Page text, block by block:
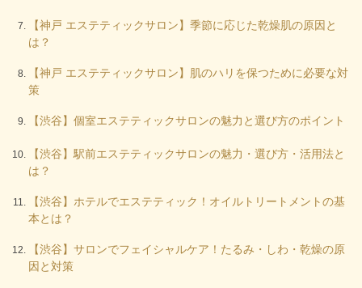
【神戸 エステティックサロン】季節に応じた乾燥肌の原因と
は？
【神戸 エステティックサロン】肌のハリを保つために必要な対
策
【渋谷】個室エステティックサロンの魅力と選び方のポイント
【渋谷】駅前エステティックサロンの魅力・選び方・活用法と
は？
【渋谷】ホテルでエステティック！オイルトリートメントの基
本とは？
【渋谷】サロンでフェイシャルケア！たるみ・しわ・乾燥の原
因と対策